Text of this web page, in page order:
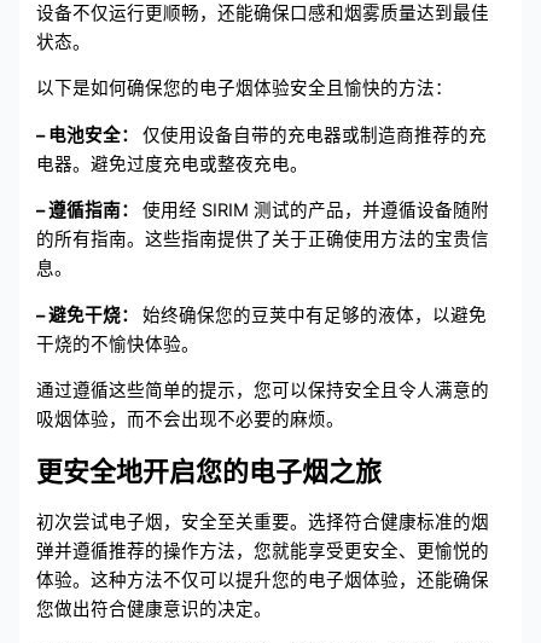
设备不仅运行更顺畅，还能确保口感和烟雾质量达到最佳
状态。
以下是如何确保您的电子烟体验安全且愉快的方法：
– 电池安全：仅使用设备自带的充电器或制造商推荐的充
电器。避免过度充电或整夜充电。
– 遵循指南：使用经 SIRIM 测试的产品，并遵循设备随附
的所有指南。这些指南提供了关于正确使用方法的宝贵信
息。
– 避免干烧：始终确保您的豆荚中有足够的液体，以避免
干烧的不愉快体验。
通过遵循这些简单的提示，您可以保持安全且令人满意的
吸烟体验，而不会出现不必要的麻烦。
更安全地开启您的电子烟之旅
初次尝试电子烟，安全至关重要。选择符合健康标准的烟
弹并遵循推荐的操作方法，您就能享受更安全、更愉悦的
体验。这种方法不仅可以提升您的电子烟体验，还能确保
您做出符合健康意识的决定。